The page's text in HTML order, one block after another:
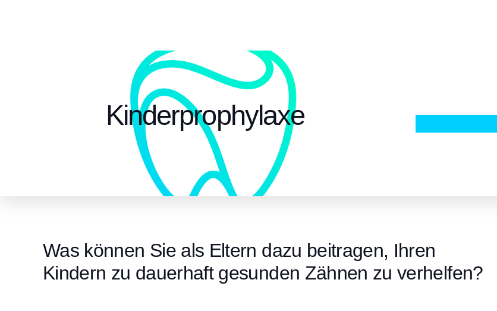
Kinderprophylaxe
Was können Sie als Eltern dazu beitragen, Ihren
Kindern zu dauerhaft gesunden Zähnen zu verhelfen?